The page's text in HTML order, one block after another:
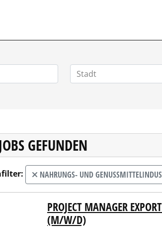
GEFUNDEN
NAHRUNGS- UND
ButterBack KGPROJECT MANAGER
(M/W/D)